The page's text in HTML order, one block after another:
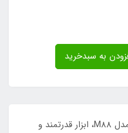
نسل جدید اره شارژی میلواکی مدل M88، ابزار قدرتمند و